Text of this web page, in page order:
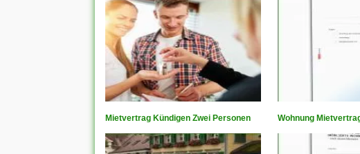
Mietvertrag Kündigen Zwei Personen Wohnung